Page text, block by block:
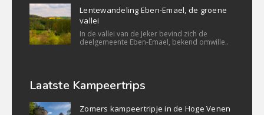
Lentewandeling Eben-Emael, de groene
vallei
In de vallei van de Jeker bevind zich de
deelgemeente Eben-Emael, bekend omwille..
Laatste Kampeertrips
Zomers kampeertripje in de Hoge Venen